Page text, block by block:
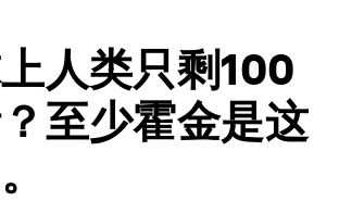
人类只剩100
至少霍金是这